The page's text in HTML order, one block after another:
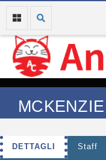
DETTAGLI Staff